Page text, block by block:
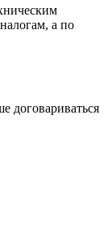
а по
договариваться